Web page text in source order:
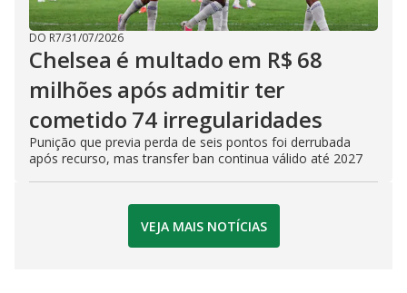
DO R7/31/07/2026
Chelsea é multado em R$ 68
milhões após admitir ter
cometido 74 irregularidades
Punição que previa perda de seis pontos foi derrubada
após recurso, mas transfer ban continua válido até 2027
VEJA MAIS NOTÍCIAS